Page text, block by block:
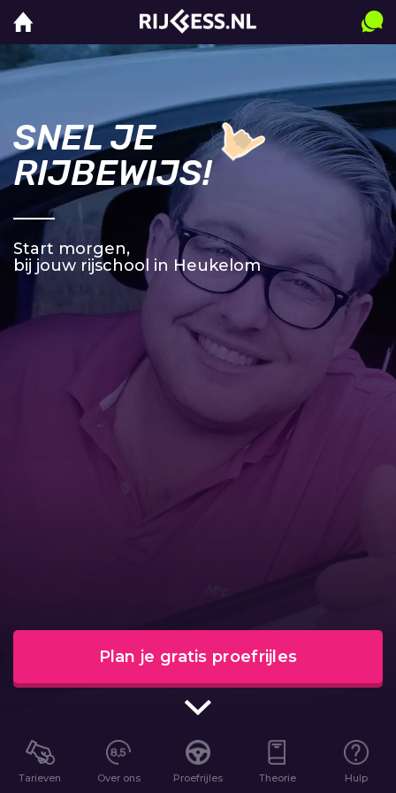
SNEL JE
RIJBEWIJS!
Start morgen,
bij jouw rijschool in Heukelom
Plan je gratis proefrijles
Tarieven Over ons Proefrijles Theorie Hulp